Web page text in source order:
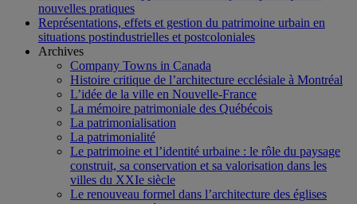
nouvelles pratiques
Représentations, effets et gestion du patrimoine urbain en
situations postindustrielles et postcoloniales
Archives
Company Towns in Canada
Histoire critique de l’architecture ecclésiale à Montréal
L’idée de la ville en Nouvelle-France
La mémoire patrimoniale des Québécois
La patrimonialisation
La patrimonialité
Le patrimoine et l’identité urbaine : le rôle du paysage
construit, sa conservation et sa valorisation dans les
villes du XXIe siècle
Le renouveau formel dans l’architecture des églises